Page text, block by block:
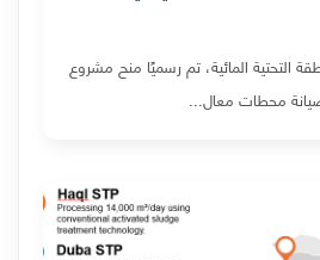
التحتية المائية، تم رسميًا منح مشروع
محطات معال...